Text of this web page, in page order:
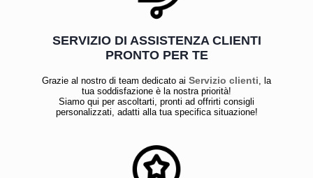
SERVIZIO DI ASSISTENZA CLIENTI
PRONTO PER TE
Grazie al nostro di team dedicato ai Servizio clienti , la
tua soddisfazione è la nostra priorità!
Siamo qui per ascoltarti, pronti ad offrirti consigli
personalizzati, adatti alla tua specifica situazione!